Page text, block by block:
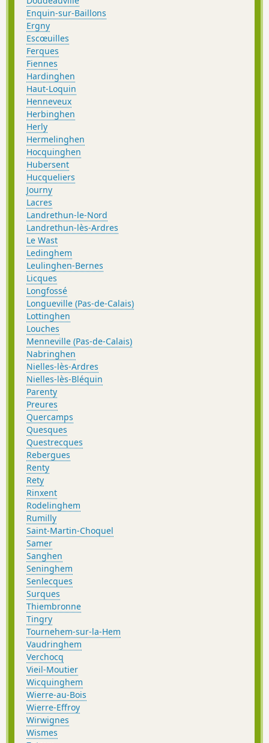
Enquin-sur-Baillons
Ergny
Escœuilles
Ferques
Fiennes
Hardinghen
Haut-Loquin
Henneveux
Herbinghen
Herly
Hermelinghen
Hocquinghen
Hubersent
Hucqueliers
Journy
Lacres
Landrethun-le-Nord
Landrethun-lès-Ardres
Le Wast
Ledinghem
Leulinghen-Bernes
Licques
Longfossé
Longueville (Pas-de-Calais)
Lottinghen
Louches
Menneville (Pas-de-Calais)
Nabringhen
Nielles-lès-Ardres
Nielles-lès-Bléquin
Parenty
Preures
Quercamps
Quesques
Questrecques
Rebergues
Renty
Rety
Rinxent
Rodelinghem
Rumilly
Saint-Martin-Choquel
Samer
Sanghen
Seninghem
Senlecques
Surques
Thiembronne
Tingry
Tournehem-sur-la-Hem
Vaudringhem
Verchocq
Vieil-Moutier
Wicquinghem
Wierre-au-Bois
Wierre-Effroy
Wirwignes
Wismes